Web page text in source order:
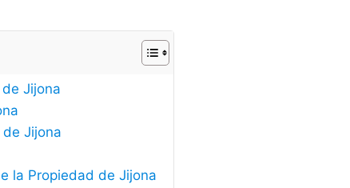
Jijona
Jijona
la Propiedad de Jijona